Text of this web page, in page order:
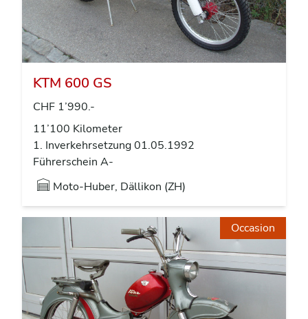
KTM 600 GS
CHF 1’990.-
11’100 Kilometer
1. Inverkehrsetzung 01.05.1992
Führerschein A-
Moto-Huber, Dällikon (ZH)
Occasion